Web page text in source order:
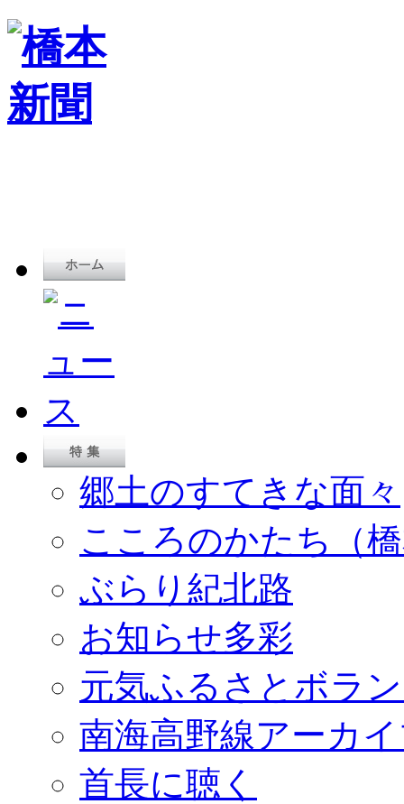
郷土のすてきな面々
こころのかたち（
ぶらり紀北路
お知らせ多彩
元気ふるさとボラ
南海高野線アーカ
首長に聴く